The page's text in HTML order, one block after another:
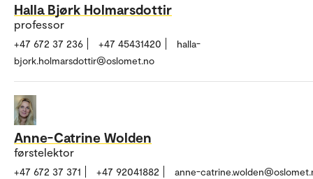
Halla Bjørk Holmarsdottir
professor
+47 672 37 236 +47 45431420
halla-
bjork.holmarsdottir@oslomet.no
Anne-Catrine Wolden
førstelektor
+47 672 37 371 +47 92041882 anne-